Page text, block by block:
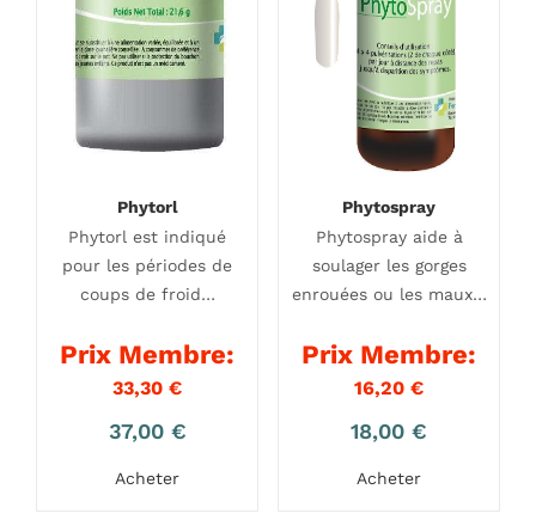
Phytorl
Phytorl est indiqué
pour les périodes de
coups de froid…
Prix Membre:
33,30 €
37,00 €
Acheter
Phytospray
Phytospray aide à
soulager les gorges
enrouées ou les maux…
Prix Membre:
16,20 €
18,00 €
Acheter